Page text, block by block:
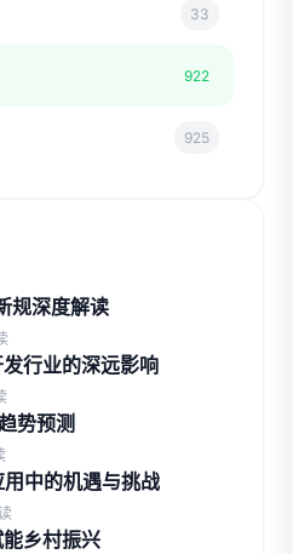
33
922
925
规深度解读
行业的深远影响
势预测
中的机遇与挑战
乡村振兴